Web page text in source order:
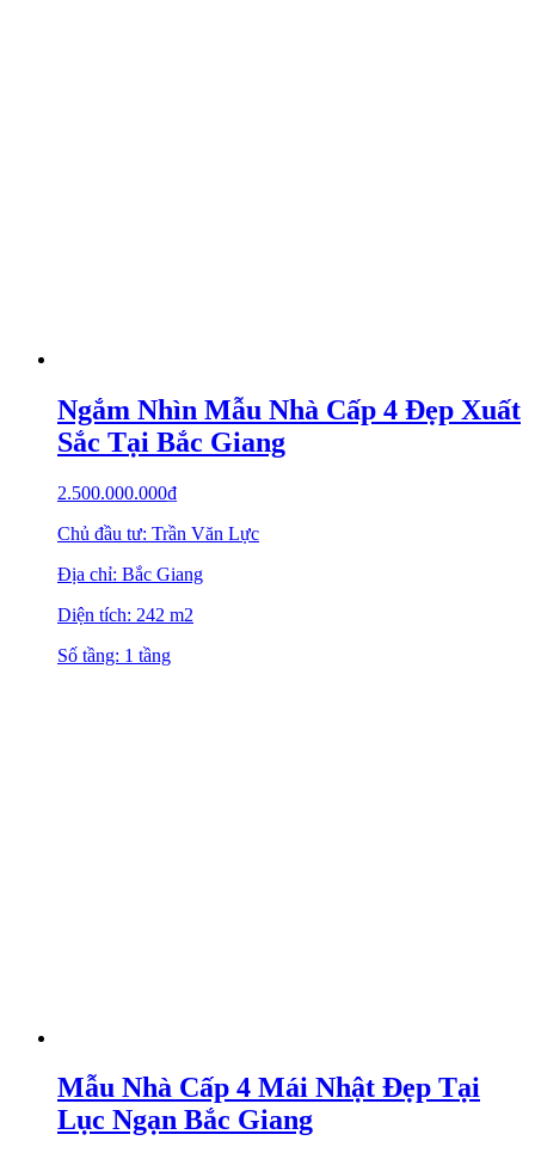
Ngắm Nhìn Mẫu Nhà Cấp 4 Đẹp Xuất
Sắc Tại Bắc Giang
2.500.000.000₫
Chủ đầu tư: Trần Văn Lực
Địa chỉ: Bắc Giang
Diện tích: 242 m2
Số tầng: 1 tầng
Mẫu Nhà Cấp 4 Mái Nhật Đẹp Tại
Lục Ngạn Bắc Giang